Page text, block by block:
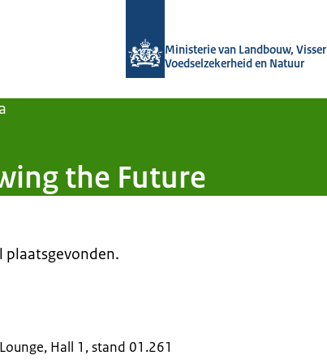
Ministerie van Landbouw,
Voedselzekerheid en Natuur
the Future
plaatsgevonden.
Hall 1, stand 01.261